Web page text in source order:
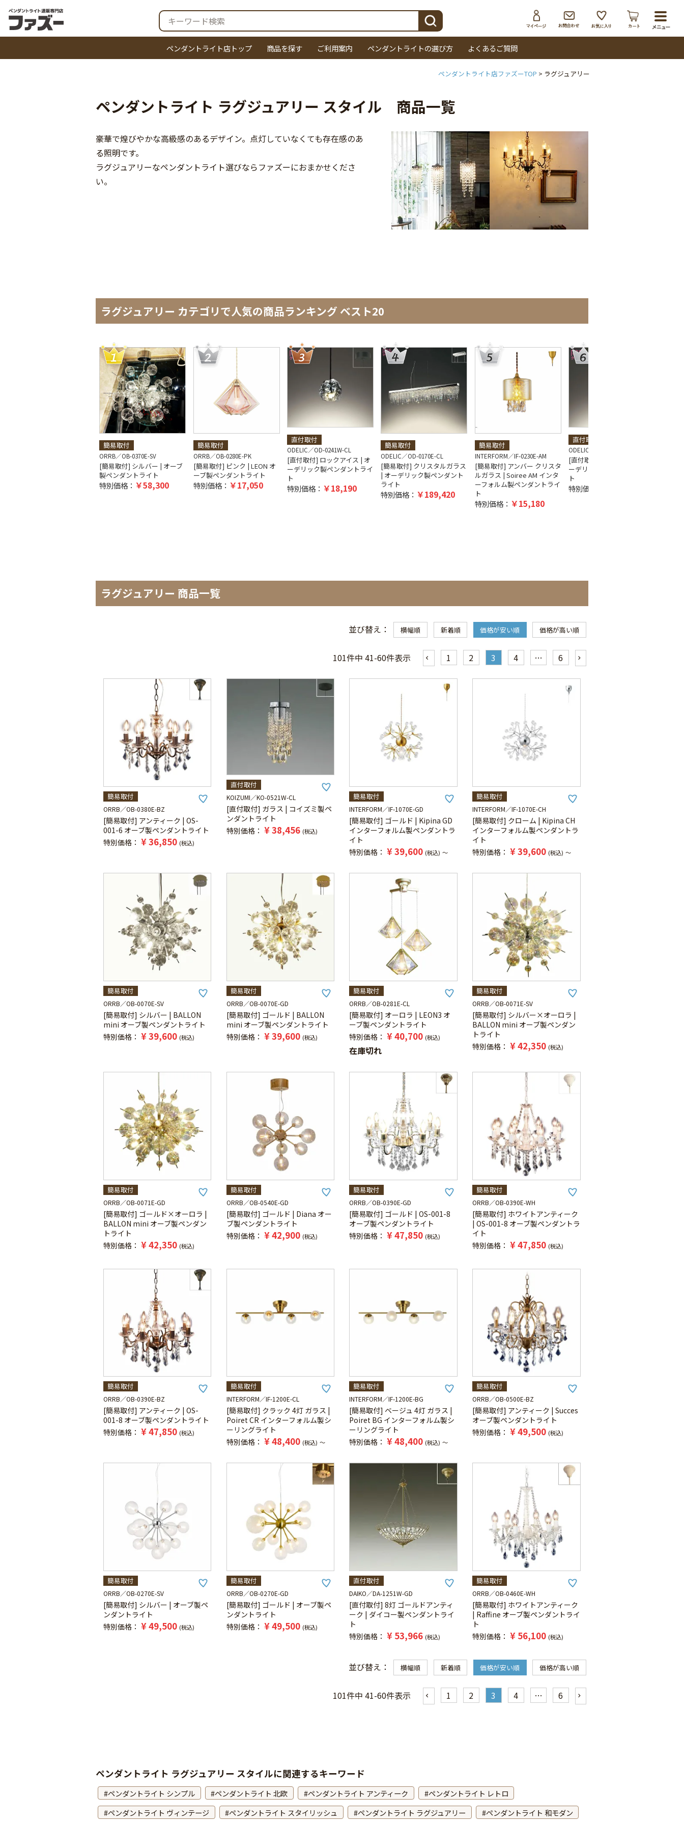
検索
ペンダントライト店トップ 商品を探す ご利用案内 ペンダントライトの選び方 よくあるご質問
ペンダントライト店ファズーTOP ラグジュアリー
ペンダントライト ラグジュアリー スタイル 商品一覧
豪華で煌びやかな高級感のあるデザイン。点灯していなくても存在感のあ
る照明です。
ラグジュアリーなペンダントライト選びならファズーにおまかせくださ
い。
ラグジュアリー カテゴリで人気の商品ランキング ベスト20
簡易取付
ORRB OB-0370E-SV
[簡易取付] シルバー | オーブ
製ペンダントライト
特別価格： 58,300
簡易取付
ORRB OB-0280E-PK
[簡易取付] ピンク | LEON オ
ーブ製ペンダントライト
特別価格： 17,050
直付取付
ODELIC OD-0241W-CL
[直付取付] ロックアイス | オ
ーデリック製ペンダントライ
ト
特別価格： 18,190
簡易取付
ODELIC OD-0170E-CL
[簡易取付] クリスタルガラス
| オーデリック製ペンダント
ライト
特別価格： 189,420
簡易取付
INTERFORM IF-0230E-AM
[簡易取付] アンバー クリスタ
ルガラス | Soiree AM インタ
ーフォルム製ペンダントライ
ト
特別価格： 15,180
直付取付
ODELIC
[直付取付] ロックアイス | オ
ーデリック製ペンダントライ
ト
特別価格：
ラグジュアリー 商品一覧
並び替え 横幅順 新着順 価格が安い順 価格が高い順
101件中 41-60件表示 1 2 3 4 … 6
簡易取付
ORRB OB-0380E-BZ
[簡易取付] アンティーク | OS-
001-6 オーブ製ペンダントライト
特別価格
¥36,850 税込
直付取付
KOIZUMI KO-0521W-CL
[直付取付] ガラス | コイズミ製ペ
ンダントライト
特別価格
¥38,456 税込
簡易取付
INTERFORM IF-1070E-GD
[簡易取付] ゴールド | Kipina GD
インターフォルム製ペンダントラ
イト
特別価格
¥39,600 税込 〜
簡易取付
INTERFORM IF-1070E-CH
[簡易取付] クローム | Kipina CH
インターフォルム製ペンダントラ
イト
特別価格
¥39,600 税込 〜
簡易取付
ORRB OB-0070E-SV
[簡易取付] シルバー | BALLON
mini オーブ製ペンダントライト
特別価格
¥39,600 税込
簡易取付
ORRB OB-0070E-GD
[簡易取付] ゴールド | BALLON
mini オーブ製ペンダントライト
特別価格
¥39,600 税込
簡易取付
ORRB OB-0281E-CL
[簡易取付] オーロラ | LEON3 オ
ーブ製ペンダントライト
特別価格
¥40,700 税込
在庫切れ
簡易取付
ORRB OB-0071E-SV
[簡易取付] シルバー×オーロラ |
BALLON mini オーブ製ペンダン
トライト
特別価格
¥42,350 税込
簡易取付
ORRB OB-0071E-GD
[簡易取付] ゴールド×オーロラ |
BALLON mini オーブ製ペンダン
トライト
特別価格
¥42,350 税込
簡易取付
ORRB OB-0540E-GD
[簡易取付] ゴールド | Diana オー
ブ製ペンダントライト
特別価格
¥42,900 税込
簡易取付
ORRB OB-0390E-GD
[簡易取付] ゴールド | OS-001-8
オーブ製ペンダントライト
特別価格
¥47,850 税込
簡易取付
ORRB OB-0390E-WH
[簡易取付] ホワイトアンティーク
| OS-001-8 オーブ製ペンダントラ
イト
特別価格
¥47,850 税込
簡易取付
ORRB OB-0390E-BZ
[簡易取付] アンティーク | OS-
001-8 オーブ製ペンダントライト
特別価格
¥47,850 税込
簡易取付
INTERFORM IF-1200E-CL
[簡易取付] クラック 4灯 ガラス |
Poiret CR インターフォルム製シ
ーリングライト
特別価格
¥48,400 税込 〜
簡易取付
INTERFORM IF-1200E-BG
[簡易取付] ベージュ 4灯 ガラス |
Poiret BG インターフォルム製シ
ーリングライト
特別価格
¥48,400 税込 〜
簡易取付
ORRB OB-0500E-BZ
[簡易取付] アンティーク | Succes
オーブ製ペンダントライト
特別価格
¥49,500 税込
簡易取付
ORRB OB-0270E-SV
[簡易取付] シルバー | オーブ製ペ
ンダントライト
特別価格
¥49,500 税込
簡易取付
ORRB OB-0270E-GD
[簡易取付] ゴールド | オーブ製ペ
ンダントライト
特別価格
¥49,500 税込
直付取付
DAIKO DA-1251W-GD
[直付取付] 8灯 ゴールドアンティ
ーク | ダイコー製ペンダントライ
ト
特別価格
¥ 53,966 税込
簡易取付
ORRB OB-0460E-WH
[簡易取付] ホワイトアンティーク
| Raffine オーブ製ペンダントライ
ト
特別価格
¥ 56,100 税込
並び替え 横幅順 新着順 価格が安い順 価格が高い順
101件中 41-60件表示 1 2 3 4 … 6
ペンダントライト ラグジュアリー スタイルに関連するキーワード
ペンダントライト シンプル ペンダントライト 北欧 ペンダントライト アンティーク
ペンダントライト レトロ
ペンダントライト ヴィンテージ
ペンダントライト スタイリッシュ ペンダントライト ラグジュアリー ペンダントライト 和モダン